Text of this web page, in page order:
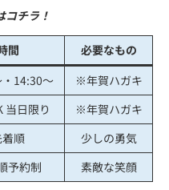
コチラ！
間
必要なもの
14:30～
※年賀ハガキ
当日限り
※年賀ハガキ
着順
少しの勇気
予約制 素敵な笑顔